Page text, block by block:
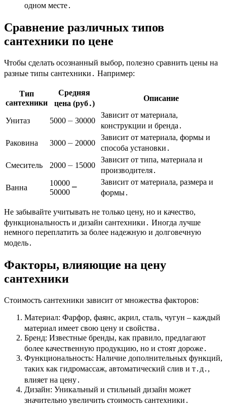
одном месте․
Сравнение различных типов
сантехники по цене
Чтобы сделать осознанный выбор, полезно сравнить цены на
разные типы сантехники․ Например:
Тип
сантехники
Средняя
цена (руб․)
Описание
Унитаз 5000 ⏤ 30000
Зависит от материала,
конструкции и бренда․
Раковина
3000 ⏤ 20000
Зависит от материала, формы и
способа установки․
Смеситель
2000 ⏤ 15000
Зависит от типа, материала и
производителя․
Ванна
10000 ⎯
50000
Зависит от материала, размера и
формы․
Не забывайте учитывать не только цену, но и качество,
функциональность и дизайн сантехники․ Иногда лучше
немного переплатить за более надежную и долговечную
модель․
Факторы, влияющие на цену
сантехники
Стоимость сантехники зависит от множества факторов:
Материал: Фарфор, фаянс, акрил, сталь, чугун – каждый
материал имеет свою цену и свойства․
Бренд: Известные бренды, как правило, предлагают
более качественную продукцию, но и стоят дороже․
Функциональность: Наличие дополнительных функций,
таких как гидромассаж, автоматический слив и т․д․,
влияет на цену․
Дизайн: Уникальный и стильный дизайн может
значительно увеличить стоимость сантехники․